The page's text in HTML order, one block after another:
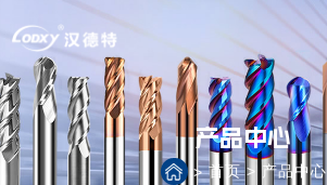
产品中心
> 首页> 产品中心